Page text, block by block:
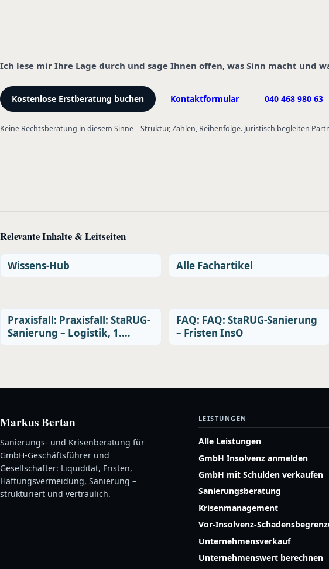
Ich lese mir Ihre Lage durch und sage Ihnen offen, was Sinn macht und
Kostenlose Erstberatung buchen Kontaktformular 040 468 980 63
Keine Rechtsberatung in diesem Sinne – Struktur, Zahlen, Reihenfolge. Juristisch begleiten
Relevante Inhalte & Leitseiten
Wissens-Hub Alle Fachartikel
Praxisfall: Praxisfall: StaRUG-
Sanierung – Logistik, 1.…
FAQ: FAQ: StaRUG-Sanierung
– Fristen InsO
Markus Bertan
Sanierungs- und Krisenberatung für
GmbH-Geschäftsführer und
Gesellschafter: Liquidität, Fristen,
Haftungsvermeidung, Sanierung –
strukturiert und vertraulich.
LEISTUNGEN
Alle Leistungen
GmbH Insolvenz anmelden
GmbH mit Schulden verkaufen
Sanierungsberatung
Krisenmanagement
Vor-Insolvenz-
Unternehmensverkauf
Unternehmenswert berechnen